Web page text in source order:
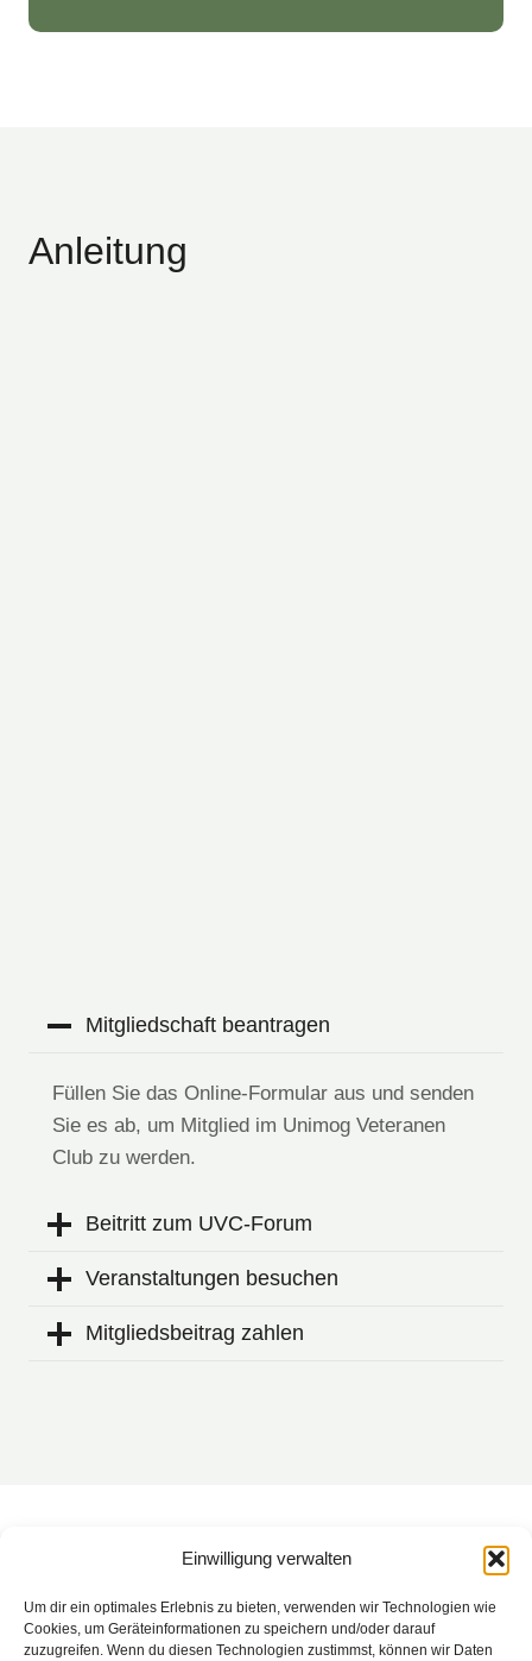
Einwilligung verwalten
Um dir ein optimales Erlebnis zu bieten, verwenden wir Technologien wie
Cookies, um Geräteinformationen zu speichern und/oder darauf
zuzugreifen. Wenn du diesen Technologien zustimmst, können wir Daten
Anleitung
Mitgliedschaft beantragen
Füllen Sie das Online-Formular aus und senden
Sie es ab, um Mitglied im Unimog Veteranen
Club zu werden.
Beitritt zum UVC-Forum
Veranstaltungen besuchen
Mitgliedsbeitrag zahlen